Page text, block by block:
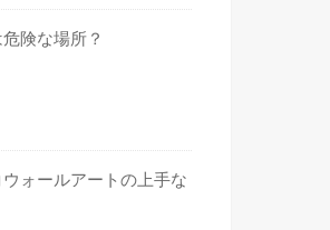
険な場所？
ウォールアートの上手な